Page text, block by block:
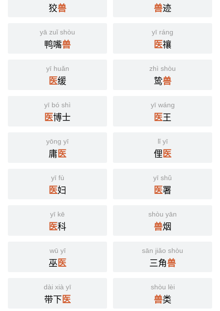
狡兽 兽迹
yā zuǐ shòu
鸭嘴兽
yī ráng
医禳
yī huǎn
医缓
zhì shòu
鸷兽
yī bó shì
医博士
yī wáng
医王
yōng yī
庸医
lǐ yī
俚医
yī fù
医妇
yī shǔ
医署
yī kē
医科
shòu yān
兽烟
wū yī
巫医
sān jiǎo shòu
三角兽
dài xià yī
带下医
shòu lèi
兽类